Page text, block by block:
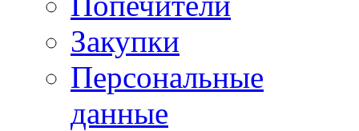
Закупки
Персональные
данные